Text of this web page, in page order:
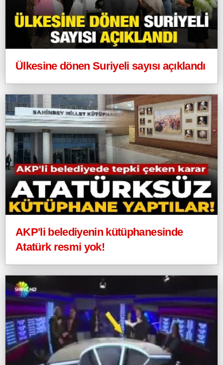
Ülkesine dönen Suriyeli sayısı açıklandı
AKP'li belediyenin kütüphanesinde
Atatürk resmi yok!